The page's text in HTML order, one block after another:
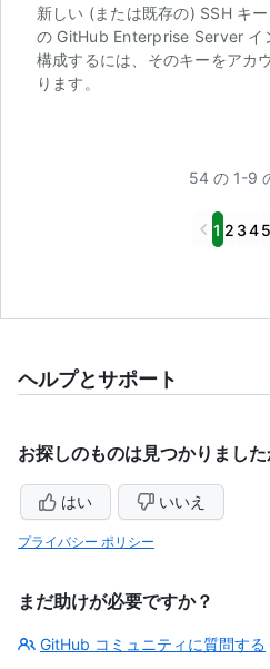
新しい (または既存の) SSH キ
の GitHub Enterprise Server イ
構成するには、そのキーをアカ
ります。
54 の 1-9
Previous
1 2 345
ヘルプとサポート
お探しのものは見つかりました
はい いいえ
プライバシー ポリシー
まだ助けが必要ですか？
GitHub コミュニティに質問する